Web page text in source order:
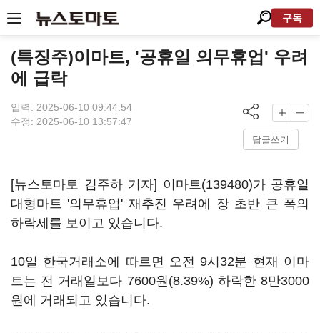
구독
(특징주)이마트, '공휴일 의무휴업' 우려
에 급락
입력: 2025-06-10 09:44:54
수정: 2025-06-10 13:57:47
답글쓰기
[뉴스토마토 김주하 기자] 이마트(139480)가 공휴일
대형마트 '의무휴업' 재추진 우려에 장 초반 큰 폭의
하락세를 보이고 있습니다.
10일 한국거래소에 따르면 오전 9시32분 현재 이마
트는 전 거래일보다 7600원(8.39%) 하락한 8만3000
원에 거래되고 있습니다.